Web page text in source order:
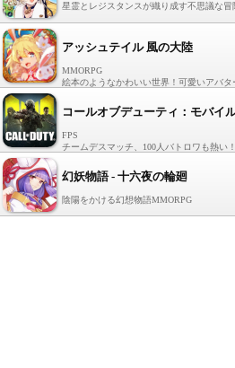
星霊とレジスタンスが織り成す不思議な冒
アッシュテイル 風の大陸
MMORPG
絵本のようなかわいい世界！可愛いアバタ
コールオブデューティ：モバイ
FPS
チームデスマッチ、100人バトロワも熱い！
幻妖物語 - 十六夜の輪廻
陰陽をかける幻想物語MMORPG